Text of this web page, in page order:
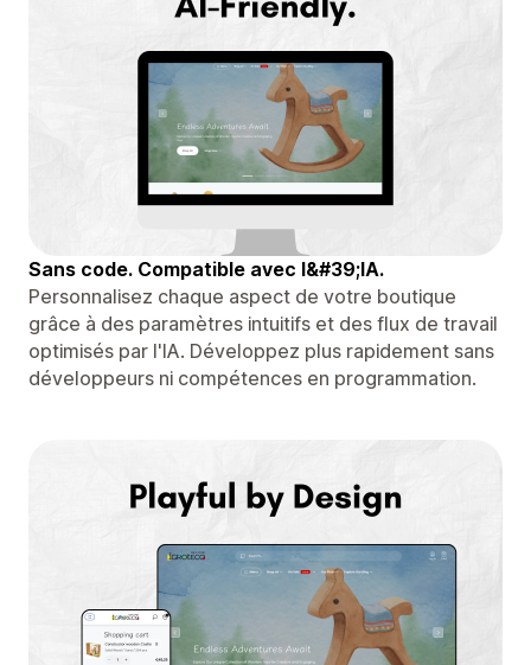
Sans code. Compatible avec l&#39;IA.
Personnalisez chaque aspect de votre boutique
grâce à des paramètres intuitifs et des flux de travail
optimisés par l'IA. Développez plus rapidement sans
développeurs ni compétences en programmation.